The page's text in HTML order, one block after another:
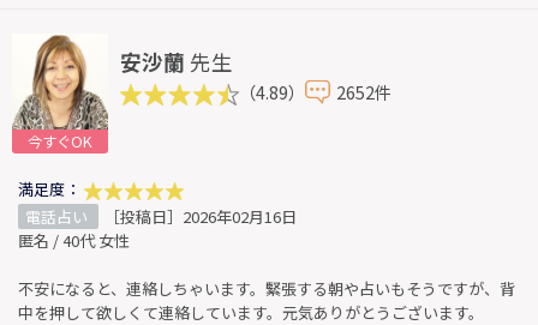
今すぐOK
安沙蘭 先生
（4.89） 2652件
満足度：
電話占い
［投稿日］2026年02月16日
匿名 / 40代 女性
不安になると、連絡しちゃいます。緊張する朝や占いもそうですが、背
中を押して欲しくて連絡しています。元気ありがとうございます。